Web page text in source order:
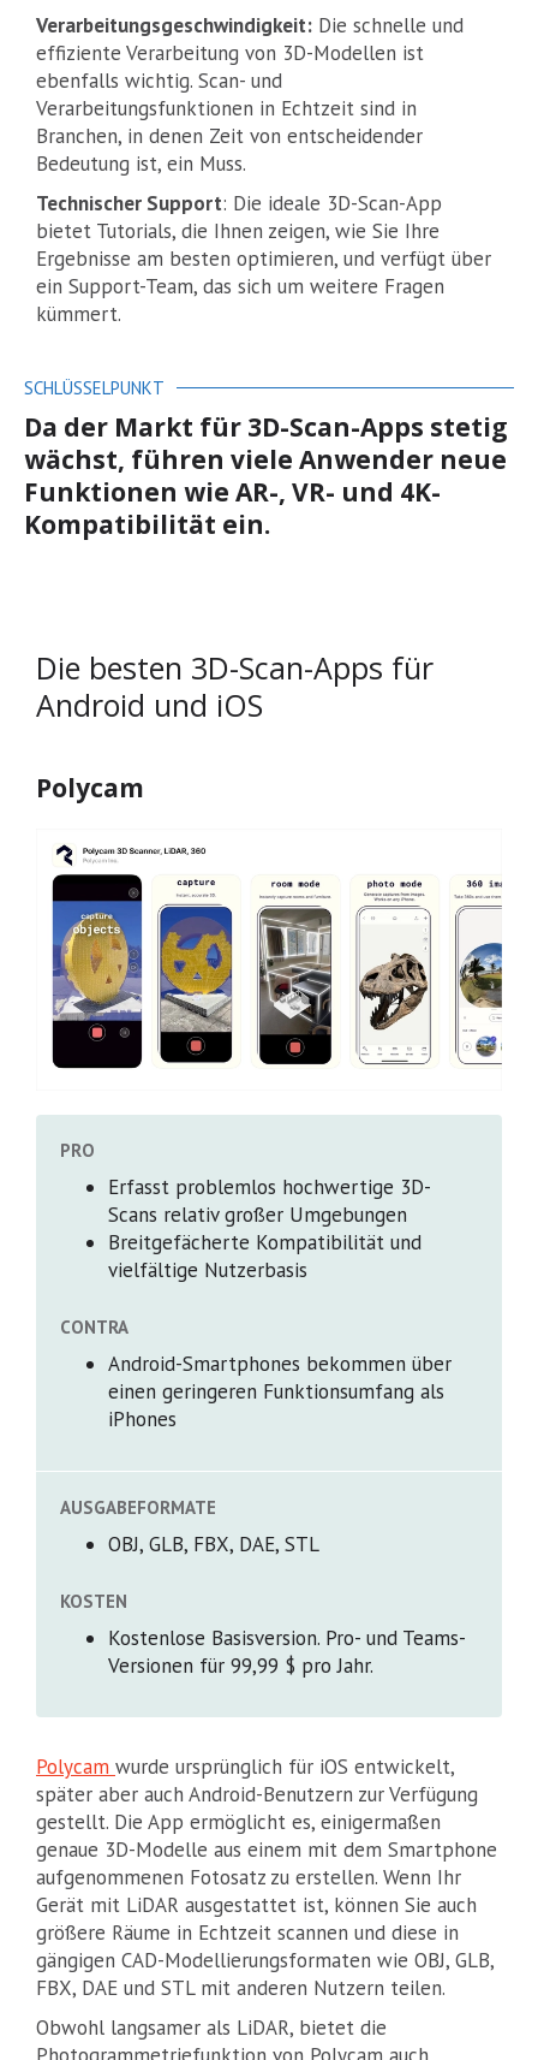
Verarbeitungsgeschwindigkeit: Die schnelle und
effiziente Verarbeitung von 3D-Modellen ist
ebenfalls wichtig. Scan- und
Verarbeitungsfunktionen in Echtzeit sind in
Branchen, in denen Zeit von entscheidender
Bedeutung ist, ein Muss.
Technischer Support: Die ideale 3D-Scan-App
bietet Tutorials, die Ihnen zeigen, wie Sie Ihre
Ergebnisse am besten optimieren, und verfügt über
ein Support-Team, das sich um weitere Fragen
kümmert.
SCHLÜSSELPUNKT
Da der Markt für 3D-Scan-Apps stetig
wächst, führen viele Anwender neue
Funktionen wie AR-, VR- und 4K-
Kompatibilität ein.
Die besten 3D-Scan-Apps für
Android und iOS
Polycam
PRO
Erfasst problemlos hochwertige 3D-
Scans relativ großer Umgebungen
Breitgefächerte Kompatibilität und
vielfältige Nutzerbasis
CONTRA
Android-Smartphones bekommen über
einen geringeren Funktionsumfang als
iPhones
AUSGABEFORMATE
OBJ, GLB, FBX, DAE, STL
KOSTEN
Kostenlose Basisversion. Pro- und Teams-
Versionen für 99,99 $ pro Jahr.
Polycam wurde ursprünglich für iOS entwickelt,
später aber auch Android-Benutzern zur Verfügung
gestellt. Die App ermöglicht es, einigermaßen
genaue 3D-Modelle aus einem mit dem Smartphone
aufgenommenen Fotosatz zu erstellen. Wenn Ihr
Gerät mit LiDAR ausgestattet ist, können Sie auch
größere Räume in Echtzeit scannen und diese in
gängigen CAD-Modellierungsformaten wie OBJ, GLB,
FBX, DAE und STL mit anderen Nutzern teilen.
Obwohl langsamer als LiDAR, bietet die